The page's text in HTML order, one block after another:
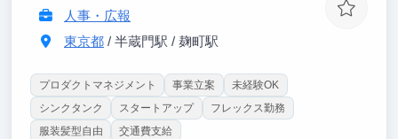
人事・広報
東京都/ 半蔵門駅 / 麹町駅
プロダクトマネジメント 事業立案
未経験OK
シンクタンク
スタートアップ
フレックス勤務
服装髪型自由
交通費支給